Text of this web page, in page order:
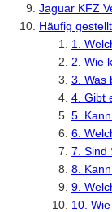
Jaguar KFZ
Häufig
1.
2. Wie
3. Was
4. Gibt
5.
6.
7. Sind
8.
9.
10.